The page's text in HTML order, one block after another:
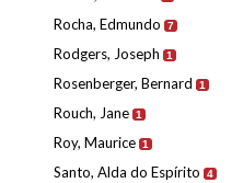
Rocha, Edmundo 7
Rodgers, Joseph 1
Rosenberger, Bernard 1
Rouch, Jane 1
Roy, Maurice 1
Santo, Alda do Espírito 4